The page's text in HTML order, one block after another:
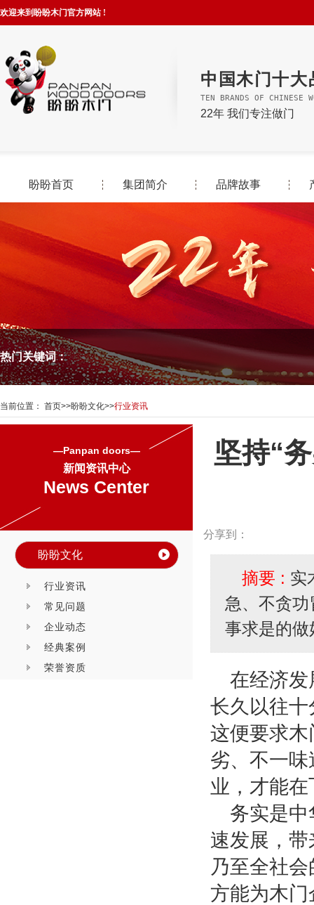
欢迎来到盼盼木门官方网站 !
中国木门十大
TEN BRANDS OF CHINESE
22年 我们专注做门
盼盼首页 集团简介 品牌故事
热门关键词：
当前位置： 首页>>盼盼文化>>行业资讯
—Panpan doors—
新闻资讯中心
News Center
盼盼文化
行业资讯
常见问题
企业动态
经典案例
荣誉资质
坚持“
分享到：
摘要 : 实
急、不贪
事求是的
在经济发
长久以往
这便要求
劣、不一
业，才能
务实是
速发展，
乃至全社
方能为木